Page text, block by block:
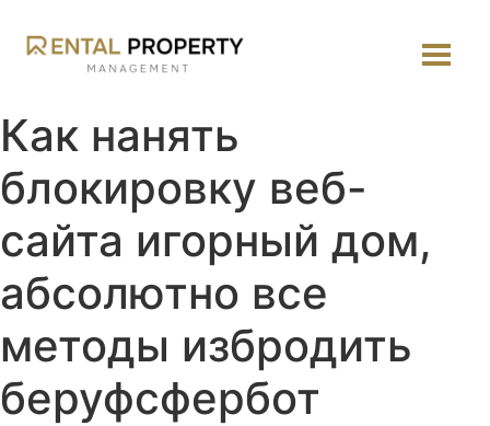
Как нанять
блокировку веб-
сайта игорный дом,
абсолютно все
методы избродить
беруфсфербот